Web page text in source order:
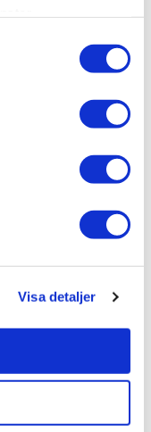
Visa detaljer
/